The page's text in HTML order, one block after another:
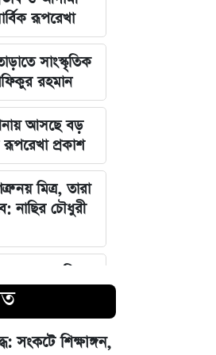
রূপরেখা
সাংস্কৃতিক
রহমান
আসছে বড়
প্রকাশ
নয় মিত্র, তারা
নাছির চৌধুরী
এসএসসির
ঘোষণা
বিভাগে বড়
সংকটে শিক্ষাঙ্গন,